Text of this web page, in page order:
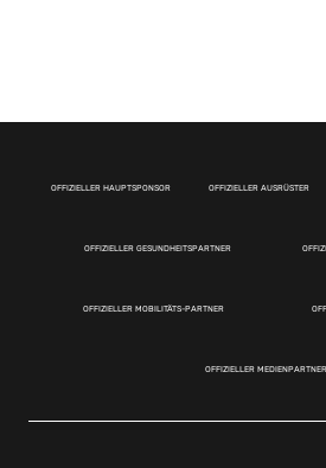
OFFIZIELLER HAUPTSPONSOR OFFIZIELLER AUSRÜSTER
OFFIZIELLER GESUNDHEITSPARTNER
OFFIZIELLER MOBILITÄTS-PARTNER
OFFIZIELLER MEDIENPARTNER